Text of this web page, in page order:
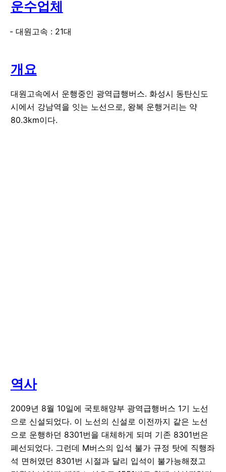
운수업체
대원고속 : 21대
개요
대원고속에서 운행중인 광역급행버스. 화성시 동탄신도
시에서 강남역을 잇는 노선으로, 왕복 운행거리는 약
80.3km이다.
역사
2009년 8월 10일에 국토해양부 광역급행버스 1기 노선
으로 신설되었다. 이 노선의 신설로 이전까지 같은 노선
으로 운행하던 8301번을 대체하게 되며 기존 8301번은
폐선되었다. 그런데 M버스의 입석 불가 규정 탓에 직행좌
석 면허였던 8301번 시절과 달리 입석이 불가능해졌고